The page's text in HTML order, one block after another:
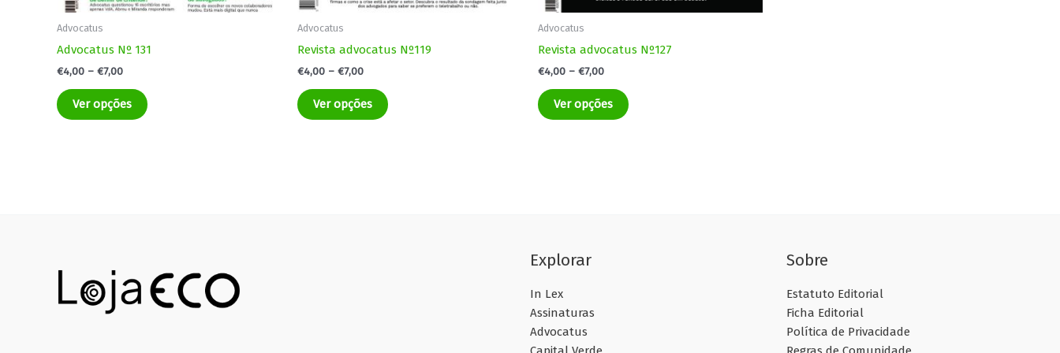
Advocatus
Advocatus Nº 131
€4,00 – €7,00
Ver opções
Advocatus
Revista advocatus Nº119
€4,00 – €7,00
Ver opções
Advocatus
Revista advocatus Nº127
€4,00 – €7,00
Ver opções
Explorar
In Lex
Assinaturas
Advocatus
Sobre
Estatuto Editorial
Ficha Editorial
Política de Privacidade